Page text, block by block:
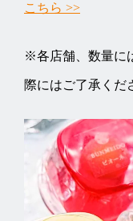
こちら >>
※各店舗、数量に
際にはご了承くだ